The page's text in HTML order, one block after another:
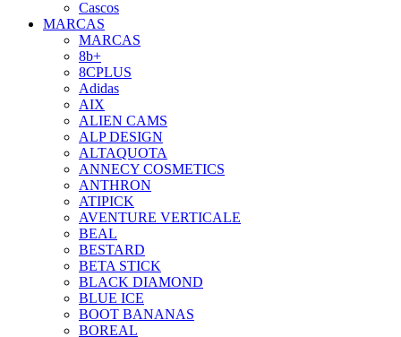
Cascos
MARCAS
MARCAS
8b+
8CPLUS
Adidas
AIX
ALIEN CAMS
ALP DESIGN
ALTAQUOTA
ANNECY COSMETICS
ANTHRON
ATIPICK
AVENTURE VERTICALE
BEAL
BESTARD
BETA STICK
BLACK DIAMOND
BLUE ICE
BOOT BANANAS
BOREAL